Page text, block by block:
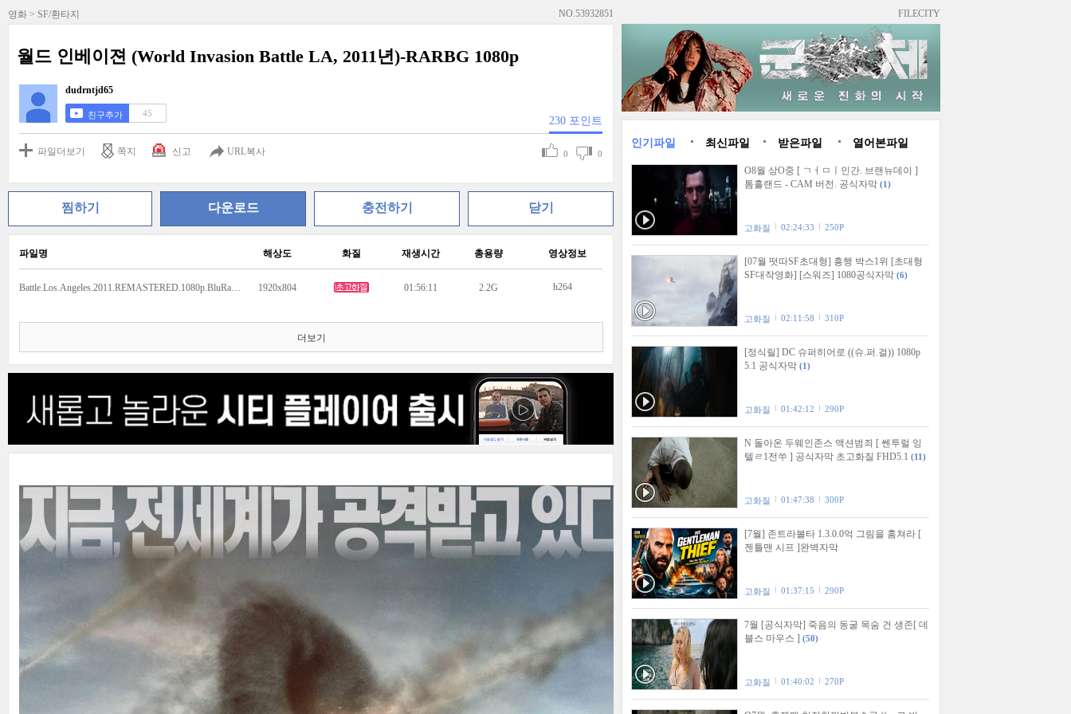
영화 > SF/환타지 NO.53932851
월드 인베이젼 (World Invasion Battle LA, 2011년)-RARBG 1080p
dudrntjd65
친구추가 45
230 포인트
파일더보기 쪽지 신고 URL복사 0 0
찜하기 다운로드 충전하기 닫기
파일명 해상도 화질 재생시간 총용량 영상정보
Battle.Los.Angeles.2011.REMASTERED.1080p.BluRay.H264.AAC-RARBG.mp4 1920x804 01:56:11 2.2G h264
더보기
FILECITY
인기파일 최신파일 받은파일 열어본파일
O8월 상O중 [ ㄱㅓㅁㅣ인간. 브랜뉴데이 ]
톰홀랜드 - CAM 버전. 공식자막 (1)
고화질 02:24:33 250P
[07월 떳따SF초대형] 흥행 박스1위 [초대형
SF대작영화] [스워즈] 1080공식자막 (6)
고화질 02:11:58 310P
[정식릴] DC 슈퍼히어로 ((슈.퍼.걸)) 1080p
5.1 공식자막 (1)
고화질 01:42:12 290P
N 돌아온 두웨인존스 액션범죄 [ 쎈투럴 잉
텔ㄹ1전쑤 ] 공식자막 초고화질 FHD5.1 (11)
고화질 01:47:38 300P
[7월] 존트라볼타 1.3.0.0억 그림을 훔쳐라 [
젠틀맨 시프 ]완벽자막
고화질 01:37:15 290P
7월 [공식자막] 죽음의 동굴 목숨 건 생존[ 데
블스 마우스 ] (50)
고화질 01:40:02 270P